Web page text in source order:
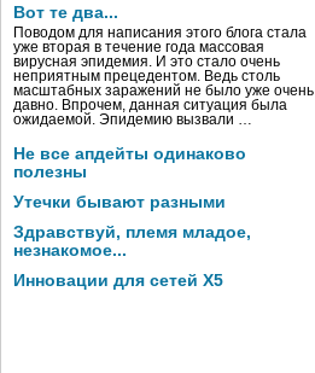
Вот те два...
Поводом для написания этого блога стала
уже вторая в течение года массовая
вирусная эпидемия. И это стало очень
неприятным прецедентом. Ведь столь
масштабных заражений не было уже очень
давно. Впрочем, данная ситуация была
ожидаемой. Эпидемию вызвали …
Не все апдейты одинаково
полезны
Утечки бывают разными
Здравствуй, племя младое,
незнакомое...
Инновации для сетей X5